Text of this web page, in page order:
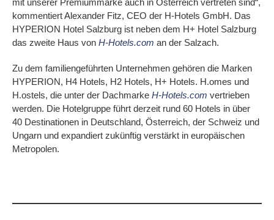
mit unserer Premiummarke auch in Österreich vertreten sind“,
kommentiert Alexander Fitz, CEO der H-Hotels GmbH. Das
HYPERION Hotel Salzburg ist neben dem H+ Hotel Salzburg
das zweite Haus von H-Hotels.com an der Salzach.
Zu dem familiengeführten Unternehmen gehören die Marken
HYPERION, H4 Hotels, H2 Hotels, H+ Hotels. H.omes und
H.ostels, die unter der Dachmarke H-Hotels.com vertrieben
werden. Die Hotelgruppe führt derzeit rund 60 Hotels in über
40 Destinationen in Deutschland, Österreich, der Schweiz und
Ungarn und expandiert zukünftig verstärkt in europäischen
Metropolen.